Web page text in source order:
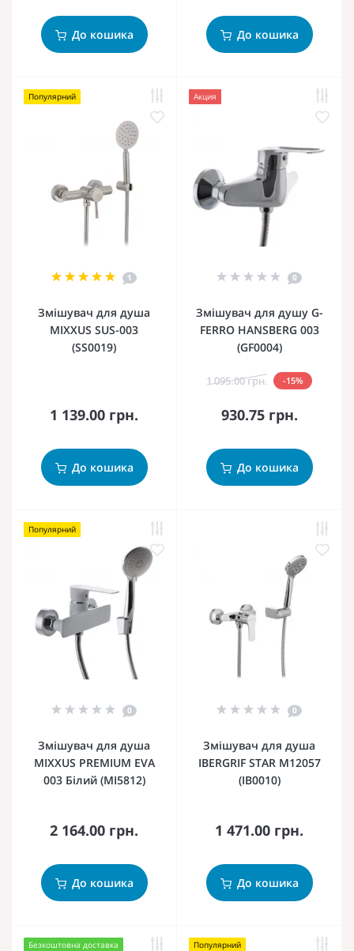
До кошика До кошика
Популярний
1
Змішувач для душа
MIXXUS SUS-003
(SS0019)
1 139.00 грн.
До кошика
Акция
0
Змішувач для душу G-
FERRO HANSBERG 003
(GF0004)
1 095.00 грн. -15%
930.75 грн.
До кошика
Популярний
0
Змішувач для душа
MIXXUS PREMIUM EVA
003 Білий (MI5812)
2 164.00 грн.
До кошика
0
Змішувач для душа
IBERGRIF STAR M12057
(IB0010)
1 471.00 грн.
До кошика
Безкоштовна доставка Популярний